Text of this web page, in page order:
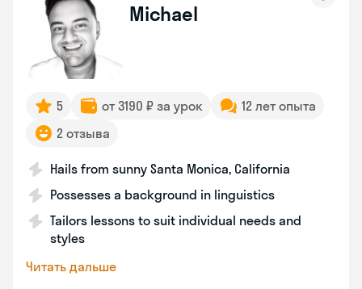
Michael
5 от 3190 ₽ за урок
12 лет опыта
2 отзыва
Hails from sunny Santa Monica, California
Possesses a background in linguistics
Tailors lessons to suit individual needs and
styles
Читать дальше